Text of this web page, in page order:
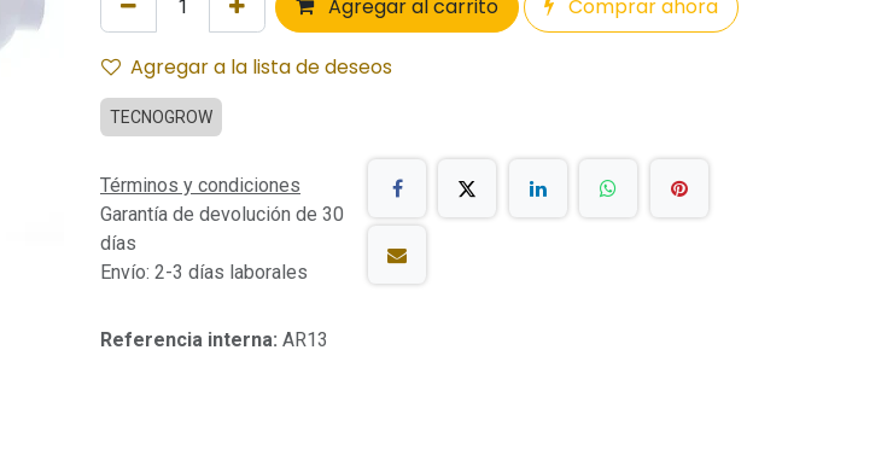
Agregar al carrito Comprar ahora
Agregar a la lista de deseos
TECNOGROW
Términos y condiciones
Garantía de devolución de 30
días
Envío: 2-3 días laborales
Referencia interna: AR13